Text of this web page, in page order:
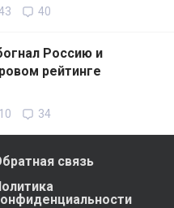
40
Россию и
рейтинге
34
связь